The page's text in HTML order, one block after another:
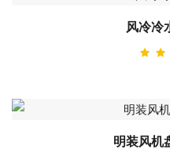
风冷冷
明装风机